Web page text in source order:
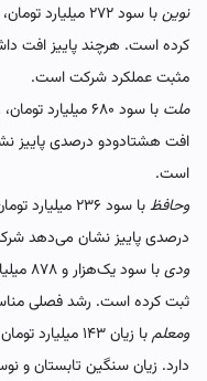
نوین
با سود ۲۷۲
کرده است. هرچند پاییز افت
مثبت عملکرد شرکت است.
ملت
با سود ۶۸۰
افت هشتادودو درصدی
است.
وحافظ
با سود ۲۳۶
درصدی پاییز نشان می‌دهد
ودی
با
ثبت کرده است. رشد فصلی
ومعلم
با زیان ۱۴۳
دارد. زیان سنگین تابستان و